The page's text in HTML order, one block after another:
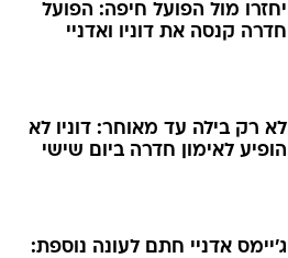
יחזרו מול הפועל חיפה: הפועל
חדרה קנסה את דוניו ואדניי
לא רק בילה עד מאוחר: דוניו לא
הופיע לאימון חדרה ביום שישי
ג'יימס אדניי חתם לעונה נוספת: